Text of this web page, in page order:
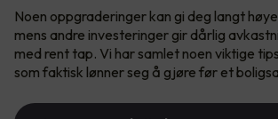
Noen oppgraderinger kan gi deg langt
mens andre investeringer gir dårlig
med rent tap. Vi har samlet noen viktige
som faktisk lønner seg å gjøre før et